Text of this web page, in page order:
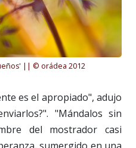
|| © orádea 2012
es el apropiado", adujo
"Mándalos sin
del mostrador casi